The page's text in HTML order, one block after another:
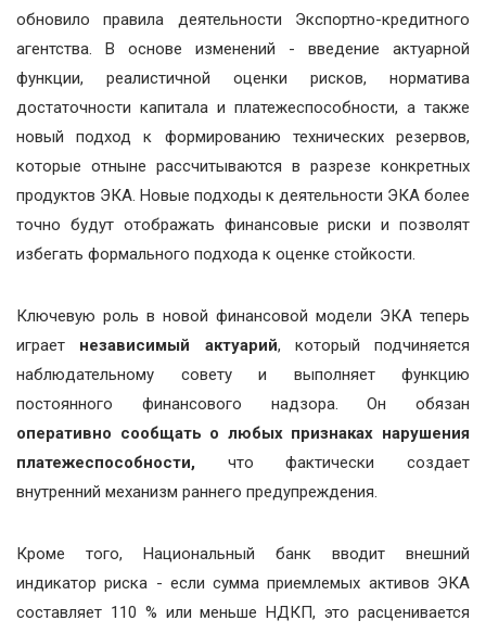
обновило правила деятельности Экспортно-кредитного
агентства. В основе изменений - введение актуарной
функции, реалистичной оценки рисков, норматива
достаточности капитала и платежеспособности, а также
новый подход к формированию технических резервов,
которые отныне рассчитываются в разрезе конкретных
продуктов ЭКА. Новые подходы к деятельности ЭКА более
точно будут отображать финансовые риски и позволят
избегать формального подхода к оценке стойкости.
Ключевую роль в новой финансовой модели ЭКА теперь
играет независимый актуарий, который подчиняется
наблюдательному совету и выполняет функцию
постоянного финансового надзора. Он обязан
оперативно сообщать о любых признаках нарушения
платежеспособности, что фактически создает
внутренний механизм раннего предупреждения.
Кроме того, Национальный банк вводит внешний
индикатор риска - если сумма приемлемых активов ЭКА
составляет 110 % или меньше НДКП, это расценивается